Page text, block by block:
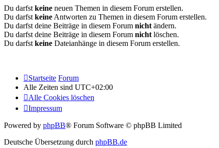
Du darfst keine neuen Themen in diesem Forum erstellen.
Du darfst keine Antworten zu Themen in diesem Forum erstellen.
Du darfst deine Beiträge in diesem Forum nicht ändern.
Du darfst deine Beiträge in diesem Forum nicht löschen.
Du darfst keine Dateianhänge in diesem Forum erstellen.
Startseite Forum
Alle Zeiten sind UTC+02:00
Alle Cookies löschen
Impressum
Powered by phpBB® Forum Software © phpBB Limited
Deutsche Übersetzung durch phpBB.de